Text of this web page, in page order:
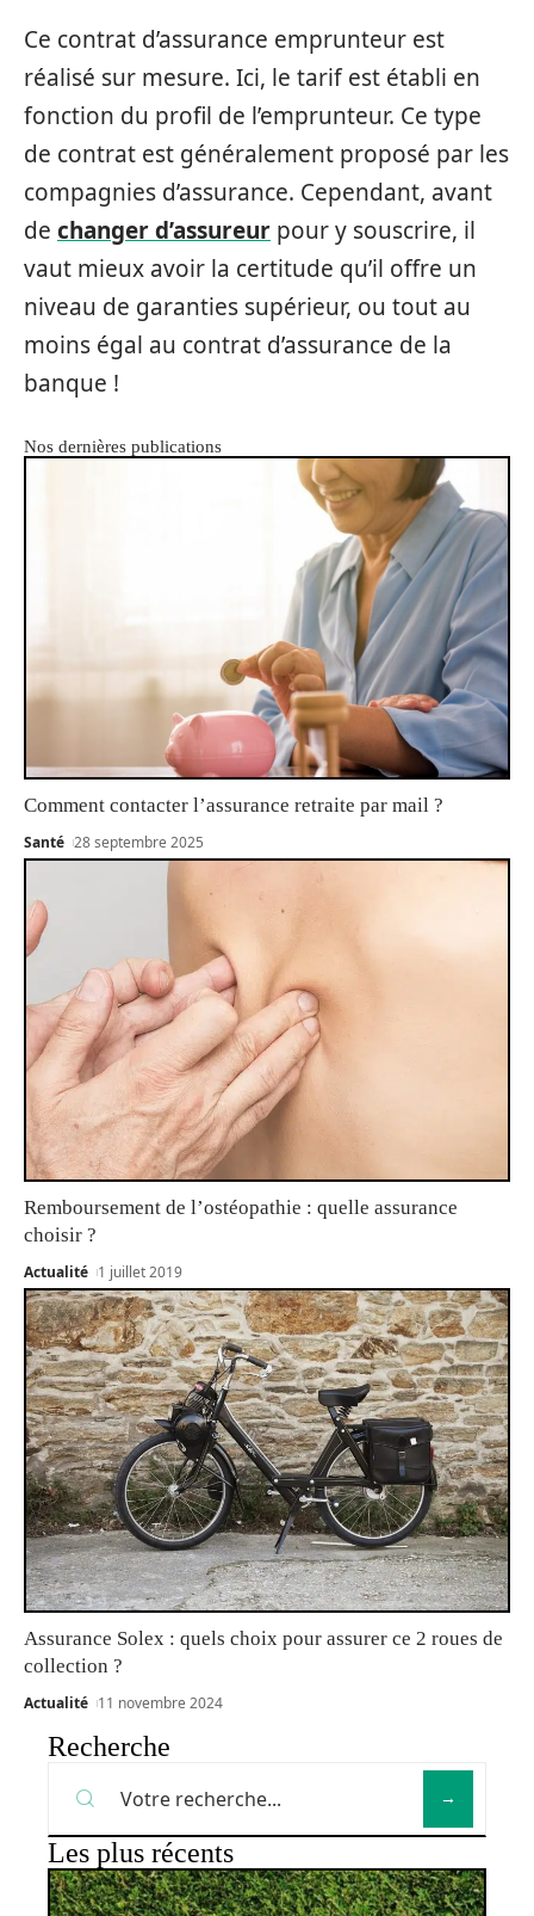
Ce contrat d’assurance emprunteur est
réalisé sur mesure. Ici, le tarif est établi en
fonction du profil de l’emprunteur. Ce type
de contrat est généralement proposé par les
compagnies d’assurance. Cependant, avant
de changer d’assureur pour y souscrire, il
vaut mieux avoir la certitude qu’il offre un
niveau de garanties supérieur, ou tout au
moins égal au contrat d’assurance de la
banque !
Nos dernières publications
Comment contacter l’assurance retraite par mail ?
Santé 28 septembre 2025
Remboursement de l’ostéopathie : quelle assurance
choisir ?
Actualité 1 juillet 2019
Assurance Solex : quels choix pour assurer ce 2 roues de
collection ?
Actualité 11 novembre 2024
Recherche
Les plus récents